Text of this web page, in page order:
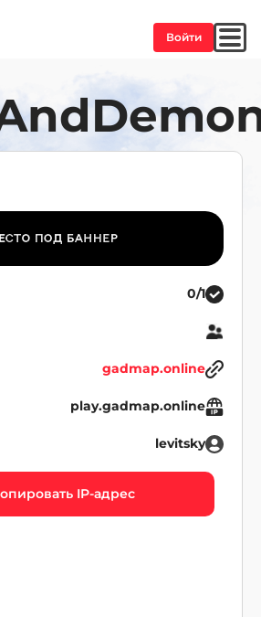
Войти
0/1
gadmap.online
play.gadmap.online
levitsky
IP-адрес